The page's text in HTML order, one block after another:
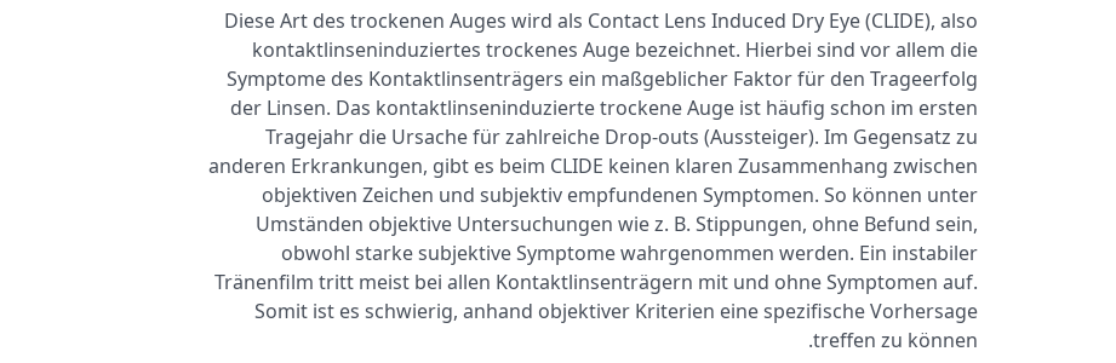
Diese Art des trockenen Auges wird als Contact Lens Induced Dry Eye (CLIDE), also
kontaktlinseninduziertes trockenes Auge bezeichnet. Hierbei sind vor allem die
Symptome des Kontaktlinsenträgers ein maßgeblicher Faktor für den Trageerfolg
der Linsen. Das kontaktlinseninduzierte trockene Auge ist häufig schon im ersten
Tragejahr die Ursache für zahlreiche Drop-outs (Aussteiger). Im Gegensatz zu
anderen Erkrankungen, gibt es beim CLIDE keinen klaren Zusammenhang zwischen
objektiven Zeichen und subjektiv empfundenen Symptomen. So können unter
Umständen objektive Untersuchungen wie z. B. Stippungen, ohne Befund sein,
obwohl starke subjektive Symptome wahrgenommen werden. Ein instabiler
Tränenfilm tritt meist bei allen Kontaktlinsenträgern mit und ohne Symptomen auf.
Somit ist es schwierig, anhand objektiver Kriterien eine spezifische Vorhersage
treffen zu können.